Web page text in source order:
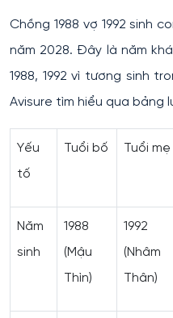
Chồng 1988 vợ 1992 sinh
năm 2028. Đây là năm
1988, 1992 vì tương sinh
Avisure tìm hiểu qua bảng
Yếu
tố
Tuổi bố Tuổi mẹ
Năm
sinh
1988
(Mậu
Thìn)
1992
(Nhâm
Thân)